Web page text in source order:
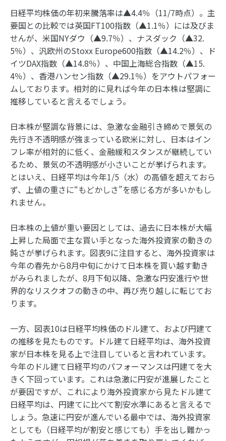
日経平均株価の年初来騰落率は▲4.4％（11/7時点）。主
要国との比較では英国FT100指数（▲1.1％）には及びま
せんが、米国NYダウ（▲9.7％）、ナスダック（▲32.
5％）、汎欧州のStoxx Europe600指数（▲14.2％）、ド
イツDAX指数（▲14.8％）、中国上海総合指数（▲15.
4％）、香港ハンセン指数（▲29.1％）をアウトパフォー
ムしております。相対的に見れば今年の日本株は堅調に
推移していると言えるでしょう。
日本株が堅調な背景には、急激な金融引き締めで景気の
先行き不透明感が強まっている欧米に対し、日本はイン
フレ率が相対的に低く、金融緩和スタンスが継続してい
るため、景気の不透明感が小さいことが挙げられます。
とはいえ、日経平均は今年1/5（水）の高値を超えておら
ず、上値の重さに“もどかしさ”を感じる方が多いかもし
れません。
日本株の上値が重い要因としては、過去に日本株が大幅
上昇した局面で主な買い手となった海外投資家の動きの
鈍さが挙げられます。図表9に注目すると、海外投資家は
今年の春先から8月中旬にかけて日本株を買い越す動き
がみられましたが、8月下旬以降、急激な円安進行や世
界的なリスクオフの動きの中、再び売り越しに転じてお
ります。
一方、図表10は日経平均株価のドル建て、および円建て
の推移を見たものです。ドル建て日経平均は、海外投資
家が日本株を見る上で注目していると言われています。
今年のドル建て日経平均のパフォーマンスは円建てを大
きく下回っています。これは急激に円安が進展したこと
が要因ですが、これにより海外投資家から見たドル建て
日経平均は、円建てに比べて割安水準にあると言えるで
しょう。急速に円安が進んでいる最中では、海外投資家
としても（日経平均が割安と感じても）手を出し難かっ